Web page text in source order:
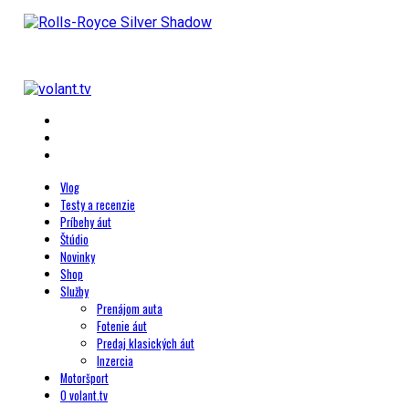
Vlog
Testy a recenzie
Príbehy áut
Štúdio
Novinky
Shop
Služby
Prenájom auta
Fotenie áut
Predaj klasických áut
Inzercia
Motoršport
O volant.tv